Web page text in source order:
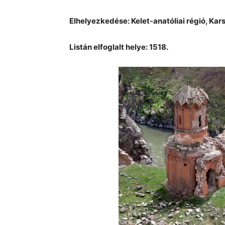
Elhelyezkedése: Kelet-anatóliai régió, Kars
Listán elfoglalt helye: 1518.